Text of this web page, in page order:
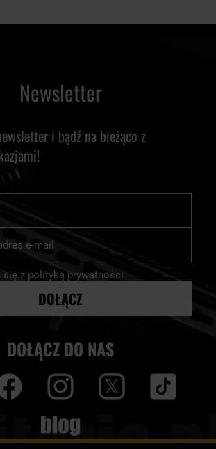
Newsletter
i bądź na bieżąco z
się z polityką prywatności
DOŁĄCZ
DOŁĄCZ DO NAS
Blog